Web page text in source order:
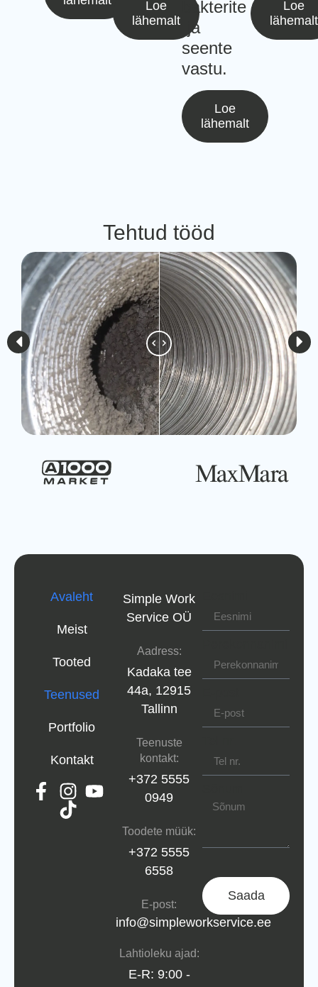
Loe
lähemalt
bakterite
ja
seente
vastu.
Loe
lähemalt
Loe
lähemalt
Tehtud tööd
Avaleht
Meist
Tooted
Teenused
Portfolio
Kontakt
Simple Work
Service OÜ
Aadress:
Kadaka tee
44a, 12915
Tallinn
Teenuste
kontakt:
+372 5555
0949
Toodete müük:
+372 5555
6558
E-post:
info@simpleworkservice.ee
Lahtioleku ajad:
E-R: 9:00 -
Saada